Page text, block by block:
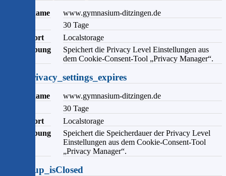
Domainname
www.gymnasium-ditzingen.de
30 Tage
Speicherort
Localstorage
Beschreibung
Speichert die Privacy Level Einstellungen aus
dem Cookie-Consent-Tool „Privacy Manager“.
user_privacy_settings_expires
Domainname
www.gymnasium-ditzingen.de
30 Tage
Speicherort
Localstorage
Beschreibung
Speichert die Speicherdauer der Privacy Level
Einstellungen aus dem Cookie-Consent-Tool
„Privacy Manager“.
ce_popup_isClosed